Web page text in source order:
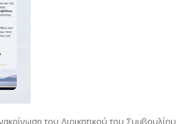
του Διοικητικού του Συμβουλίου